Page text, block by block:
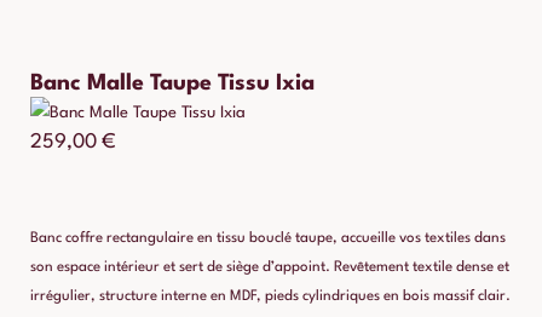
Banc Malle Taupe Tissu Ixia
259,00 €
Banc coffre rectangulaire en tissu bouclé taupe, accueille vos textiles dans
son espace intérieur et sert de siège d’appoint. Revêtement textile dense et
irrégulier, structure interne en MDF, pieds cylindriques en bois massif clair.